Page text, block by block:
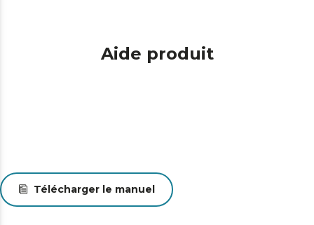
Aide produit
Télécharger le manuel